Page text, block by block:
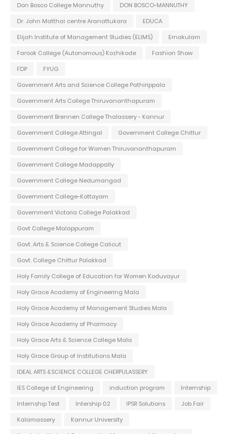
Don Bosco College Mannuthy
DON BOSCO-MANNUTHY
Dr. John Matthai centre Aranattukara
EDUCA
Elijah Institute of Management Studies (ELIMS)
Ernakulam
Farook College (Autonomous) Kozhikode
Fashion Show
FDP
FYUG
Government Arts and Science College Pathirippala
Government Arts College Thiruvananthapuram
Government Brennen College Thalassery - Kannur
Government College Attingal
Government College Chittur
Government College for Women Thiruvananthapuram
Government College Madappally
Government College Nedumangad
Government College-Kottayam
Government Victoria College Palakkad
Govt College Malappuram
Govt. Arts & Science College Calicut
Govt. College Chittur Palakkad
Holy Family College of Education for Women Koduvayur
Holy Grace Academy of Engineering Mala
Holy Grace Academy of Management Studies Mala
Holy Grace Academy of Pharmacy
Holy Grace Arts & Science College Mala
Holy Grace Group of Institutions Mala
IDEAL ARTS &SCIENCE COLLEGE CHERPULASSERY
IES College of Engineering
induction program
Internship
Internship Test
Intership 02 IPSR Solutions
Job Fair
Kalamassery
Kannur University